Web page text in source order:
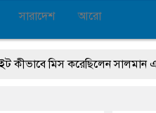
সারাদেশ আরো
মিস করেছিলেন সালমান এফ রহমান